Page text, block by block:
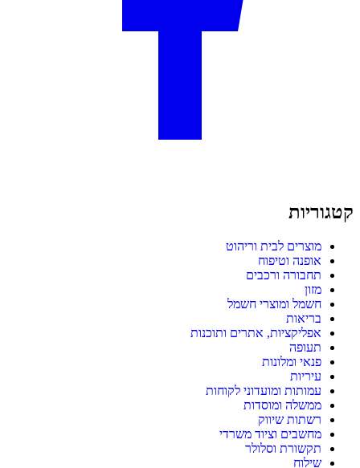
קטגוריות
מוצרים לבית וריהוט
אופנה וטיפוח
תחבורה ורכבים
מזון
חשמל ומוצרי חשמל
בריאות
אפליקציות, אתרים ותוכנות
תעופה
פנאי ומלונות
עיריות
עמותות ומועדוני לקוחות
ממשלה ומוסדות
רשתות שיווק
מחשבים וציוד משרדי
תקשורת וסלולר
שילוח